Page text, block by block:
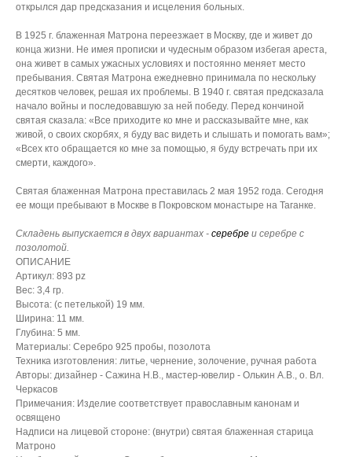
открылся дар предсказания и исцеления больных.
В 1925 г. блаженная Матрона переезжает в Москву, где и живет до
конца жизни. Не имея прописки и чудесным образом избегая ареста,
она живет в самых ужасных условиях и постоянно меняет место
пребывания. Святая Матрона ежедневно принимала по нескольку
десятков человек, решая их проблемы. В 1940 г. святая предсказала
начало войны и последовавшую за ней победу. Перед кончиной
святая сказала: «Все приходите ко мне и рассказывайте мне, как
живой, о своих скорбях, я буду вас видеть и слышать и помогать вам»;
«Всех кто обращается ко мне за помощью, я буду встречать при их
смерти, каждого».
Святая блаженная Матрона преставилась 2 мая 1952 года. Сегодня
ее мощи пребывают в Москве в Покровском монастыре на Таганке.
Складень выпускается в двух вариантах - серебре и серебре с
позолотой.
ОПИСАНИЕ
Артикул: 893 pz
Вес: 3,4 гр.
Высота: (с петелькой) 19 мм.
Ширина: 11 мм.
Глубина: 5 мм.
Материалы: Серебро 925 пробы, позолота
Техника изготовления: литье, чернение, золочение, ручная работа
Авторы: дизайнер - Сажина Н.В., мастер-ювелир - Олькин А.В., о. Вл.
Черкасов
Примечания: Изделие соответствует православным канонам и
освящено
Надписи на лицевой стороне: (внутри) святая блаженная старица
Матроно